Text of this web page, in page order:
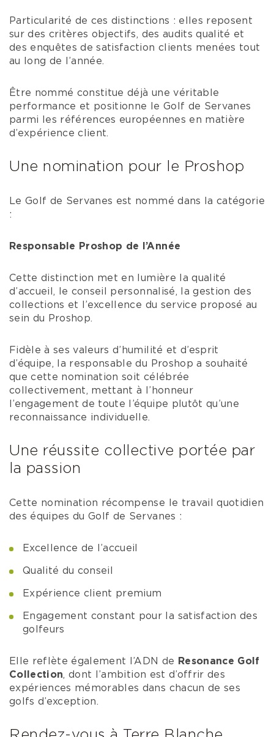
Particularité de ces distinctions : elles reposent
sur des critères objectifs, des audits qualité et
des enquêtes de satisfaction clients menées tout
au long de l’année.
Être nommé constitue déjà une véritable
performance et positionne le Golf de Servanes
parmi les références européennes en matière
d’expérience client.
Une nomination pour le Proshop
Le Golf de Servanes est nommé dans la catégorie
:
Responsable Proshop de l’Année
Cette distinction met en lumière la qualité
d’accueil, le conseil personnalisé, la gestion des
collections et l’excellence du service proposé au
sein du Proshop.
Fidèle à ses valeurs d’humilité et d’esprit
d’équipe, la responsable du Proshop a souhaité
que cette nomination soit célébrée
collectivement, mettant à l’honneur
l’engagement de toute l’équipe plutôt qu’une
reconnaissance individuelle.
Une réussite collective portée par
la passion
Cette nomination récompense le travail quotidien
des équipes du Golf de Servanes :
Excellence de l’accueil
Qualité du conseil
Expérience client premium
Engagement constant pour la satisfaction des
golfeurs
Elle reflète également l’ADN de
Resonance Golf
Collection, dont l’ambition est d’offrir des
expériences mémorables dans chacun de ses
golfs d’exception.